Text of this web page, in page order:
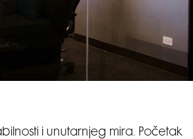
i unutarnjeg mira. Početak